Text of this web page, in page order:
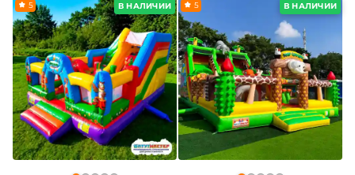
В НАЛИЧИИ
5 В НАЛИЧИИ
5